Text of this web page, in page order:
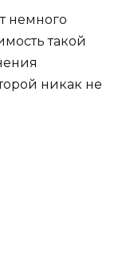
немного
такой
никак не